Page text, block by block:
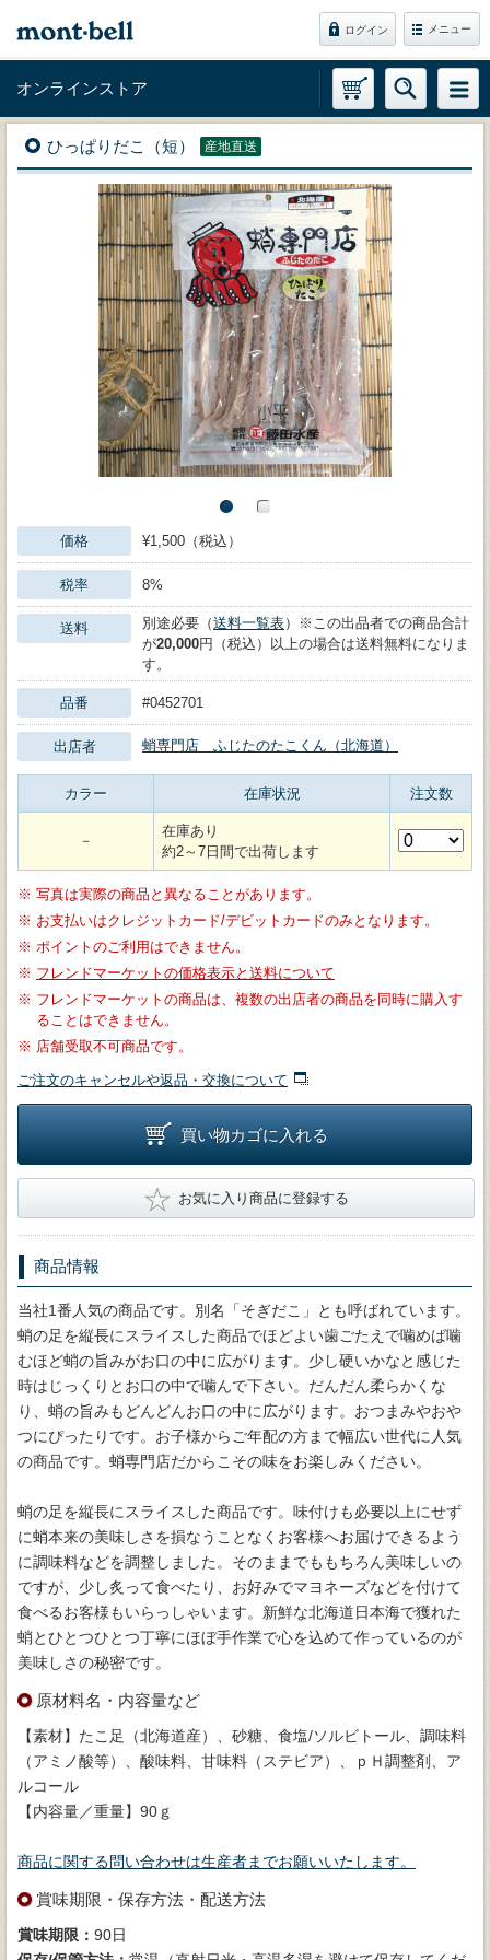
ログイン メニュー
オンラインストア
ひっぱりだこ（短） 産地直送
価格 ¥1,500（税込）
税率 8%
送料 別途必要（送料一覧表）※この出品者での商品合計
が20,000円（税込）以上の場合は送料無料になりま
す。
品番 #0452701
出店者 蛸専門店 ふじたのたこくん（北海道）
カラー 在庫状況 注文数
－
在庫あり
約2～7日間で出荷します
※ 写真は実際の商品と異なることがあります。
※ お支払いはクレジットカード/デビットカードのみとなります。
※ ポイントのご利用はできません。
※ フレンドマーケットの価格表示と送料について
※ フレンドマーケットの商品は、複数の出店者の商品を同時に購入す
ることはできません。
※ 店舗受取不可商品です。
ご注文のキャンセルや返品・交換について
買い物カゴに入れる
★ お気に入り商品に登録する
商品情報
当社1番人気の商品です。別名「そぎだこ」とも呼ばれています。
蛸の足を縦長にスライスした商品でほどよい歯ごたえで噛めば噛
むほど蛸の旨みがお口の中に広がります。少し硬いかなと感じた
時はじっくりとお口の中で噛んで下さい。だんだん柔らかくな
り、蛸の旨みもどんどんお口の中に広がります。おつまみやおや
つにぴったりです。お子様からご年配の方まで幅広い世代に人気
の商品です。蛸専門店だからこその味をお楽しみください。
蛸の足を縦長にスライスした商品です。味付けも必要以上にせず
に蛸本来の美味しさを損なうことなくお客様へお届けできるよう
に調味料などを調整しました。そのままでももちろん美味しいの
ですが、少し炙って食べたり、お好みでマヨネーズなどを付けて
食べるお客様もいらっしゃいます。新鮮な北海道日本海で獲れた
蛸とひとつひとつ丁寧にほぼ手作業で心を込めて作っているのが
美味しさの秘密です。
原材料名・内容量など
【素材】たこ足（北海道産）、砂糖、食塩/ソルビトール、調味料
（アミノ酸等）、酸味料、甘味料（ステビア）、ｐＨ調整剤、ア
ルコール
【内容量／重量】90ｇ
商品に関する問い合わせは生産者までお願いいたします。
賞味期限・保存方法・配送方法
賞味期限： 90日